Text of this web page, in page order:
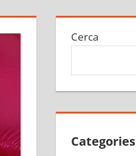
Cerca
Categories